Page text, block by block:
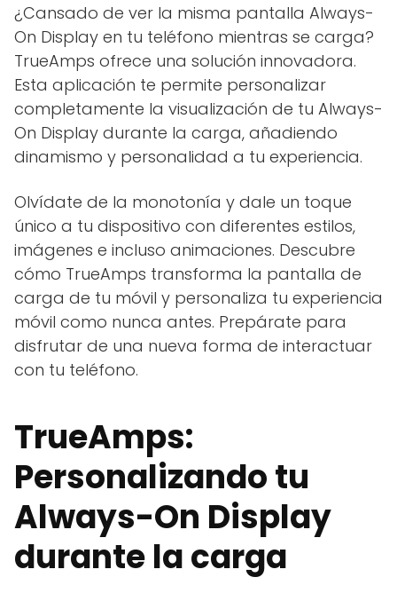
¿Cansado de ver la misma pantalla Always-
On Display en tu teléfono mientras se carga?
TrueAmps ofrece una solución innovadora.
Esta aplicación te permite personalizar
completamente la visualización de tu Always-
On Display durante la carga, añadiendo
dinamismo y personalidad a tu experiencia.
Olvídate de la monotonía y dale un toque
único a tu dispositivo con diferentes estilos,
imágenes e incluso animaciones. Descubre
cómo TrueAmps transforma la pantalla de
carga de tu móvil y personaliza tu experiencia
móvil como nunca antes. Prepárate para
disfrutar de una nueva forma de interactuar
con tu teléfono.
TrueAmps:
Personalizando tu
Always-On Display
durante la carga